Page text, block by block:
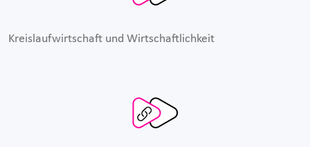
Kreislaufwirtschaft und Wirtschaftlichkeit